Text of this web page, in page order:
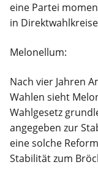
eine Partei
in
Melonellum:
Nach vier Jahren
Wahlen sieht
Wahlgesetz
angegeben zur
eine solche
Stabilität zum